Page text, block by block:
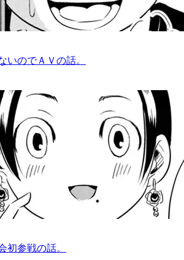
のでＡＶの話。
参戦の話。